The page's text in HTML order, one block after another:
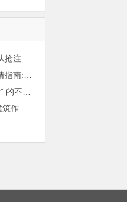
于国栋律师｜从“中国尊酒瓶案”看建筑作品著作权保护的司法边界与商用合规